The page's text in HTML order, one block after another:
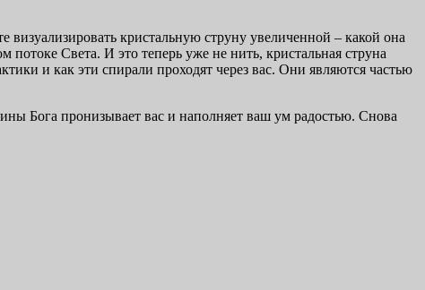
кристальную струну увеличенной – какой она
Света. И это теперь уже не нить, кристальная струна
и как эти спирали проходят через вас. Они являются частью
Бога пронизывает вас и наполняет ваш ум радостью. Снова